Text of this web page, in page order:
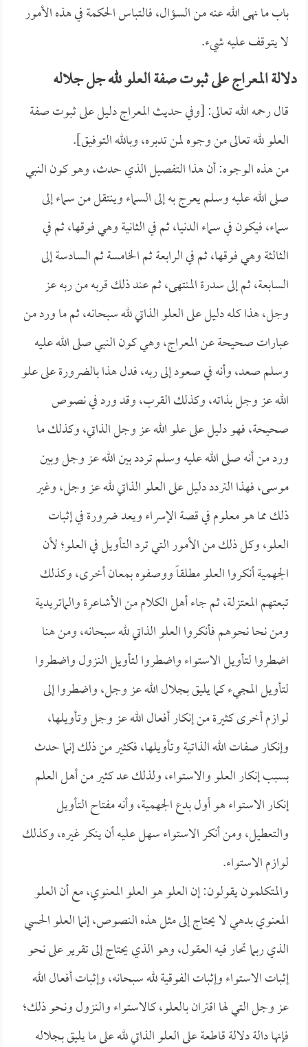
باب ما نهى الله عنه من السؤال، فالتباس الحكمة في هذه الأمور
لا يتوقف عليه شيء.
دلالة المعراج على ثبوت صفة العلو لله جل جلاله
قال رحمه الله تعالى: [وفي حديث المعراج دليل على ثبوت صفة
العلو لله تعالى من وجوه لمن تدبره، وبالله التوفيق].
من هذه الوجوه: أن هذا التفصيل الذي حدث، وهو كون النبي
صلى الله عليه وسلم يعرج به إلى السماء وينتقل من سماء إلى
سماء، فيكون في سماء الدنيا، ثم في الثانية وهي فوقها، ثم في
الثالثة وهي فوقها، ثم في الرابعة ثم الخامسة ثم السادسة إلى
السابعة، ثم إلى سدرة المنتهى، ثم عند ذلك قربه من ربه عز
وجل، هذا كله دليل على العلو الذاتي لله سبحانه، ثم ما ورد من
عبارات صحيحة عن المعراج، وهي كون النبي صلى الله عليه
وسلم صعد، وأنه في صعود إلى ربه، فدل هذا بالضرورة على علو
الله عز وجل بذاته، وكذلك القرب، وقد ورد في نصوص
صحيحة، فهو دليل على علو الله عز وجل الذاتي، وكذلك ما
ورد من أنه صلى الله عليه وسلم تردد بين الله عز وجل وبين
موسى، فهذا التردد دليل على العلو الذاتي لله عز وجل، وغير
ذلك مما هو معلوم في قصة الإسراء ويعد ضرورة في إثبات
العلو، وكل ذلك من الأمور التي ترد التأويل في العلو؛ لأن
الجهمية أنكروا العلو مطلقاً ووصفوه بمعان أخرى، وكذلك
تبعتهم المعتزلة، ثم جاء أهل الكلام من الأشاعرة والماتريدية
ومن نحا نحوهم فأنكروا العلو الذاتي لله سبحانه، ومن هنا
اضطروا لتأويل الاستواء واضطروا لتأويل النزول واضطروا
لتأويل المجيء كما يليق بجلال الله عز وجل، واضطروا إلى
لوازم أخرى كثيرة من إنكار أفعال الله عز وجل وتأويلها،
وإنكار صفات الله الذاتية وتأويلها، فكثير من ذلك إنما حدث
بسبب إنكار العلو والاستواء، ولذلك عد كثير من أهل العلم
إنكار الاستواء هو أول بدع الجهمية، وأنه مفتاح التأويل
والتعطيل، ومن أنكر الاستواء سهل عليه أن ينكر غيره، وكذلك
لوازم الاستواء.
والمتكلمون يقولون: إن العلو هو العلو المعنوي، مع أن العلو
المعنوي بدهي لا يحتاج إلى مثل هذه النصوص، إنما العلو الحسي
الذي ربما تحار فيه العقول، وهو الذي يحتاج إلى تقرير على نحو
إثبات الاستواء وإثبات الفوقية لله سبحانه، وإثبات أفعال الله
عز وجل التي لها اقتران بالعلو، كالاستواء والنزول ونحو ذلك؛
فإنها دالة دلالة قاطعة على العلو الذاتي لله على ما يليق بجلاله